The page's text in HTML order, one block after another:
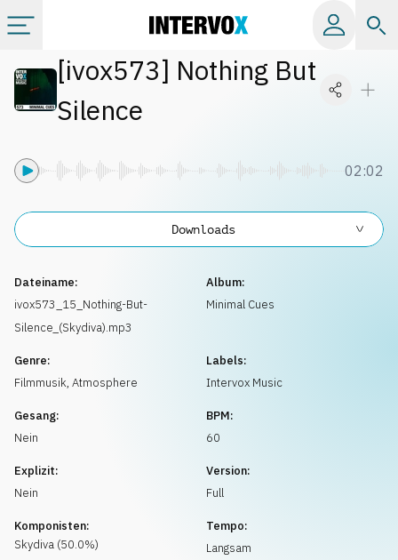
Kategorien
[ivox573] Nothing But
Silence
02:02
Dateiname:
ivox573_15_Nothing-But-
Silence_(Skydiva).mp3
Album:
Minimal Cues
Genre:
Filmmusik, Atmosphere
Labels:
Intervox Music
Gesang:
Nein
BPM:
60
Explizit:
Nein
Version:
Full
Komponisten:
Skydiva (50.0%)
Tempo:
Langsam
Downloads